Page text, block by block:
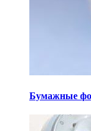
Бумажные